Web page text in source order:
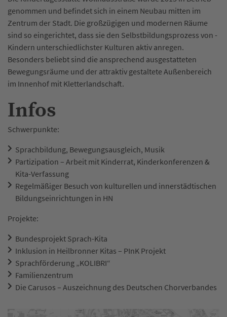
genommen und befindet sich in einem Neubau mitten im
Zentrum der Stadt. Die großzügigen und modernen Räume
sind so eingerichtet, dass sie den Selbstbildungsprozess von ­
Kindern unterschiedlichster Kulturen aktiv anregen.
Besonders ­beliebt sind die ansprechend ausgestatteten
Bewegungsräume und der attraktiv gestaltete Außenbereich
im Innenhof mit Kletterlandschaft.
Infos
Schwerpunkte:
Sprachbildung, Bewegungsausgleich, Musik
Partizipation – Arbeit mit Kinderrat, Kinderkonferenzen &
Kita-Verfassung
Regelmäßiger Besuch von kulturellen und innerstädtischen
Bildungseinrichtungen in HN
Projekte:
Bundesprojekt Sprach-Kita
Inklusion in Heilbronner Kitas – PInK Projekt
Sprachförderung „KOLIBRI“
Familienzentrum
Die Carusos – Auszeichnung des Deutschen Chorverbandes